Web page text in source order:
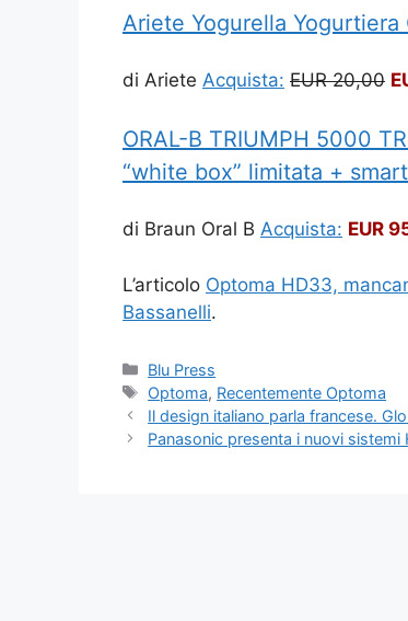
Ariete Yogurella Yogurtiera
di Ariete Acquista: EUR 20,00
ORAL-B TRIUMPH 5000
“white box” limitata +
di Braun Oral B Acquista: EUR
L’articolo Optoma HD33,
Bassanelli.
Categorie
Blu Press
Tag
Optoma, Recentemente Optoma
Il design italiano parla francese.
Panasonic presenta i nuovi